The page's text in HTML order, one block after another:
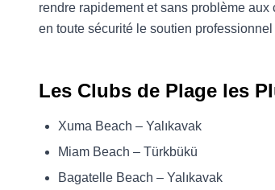
rendre rapidement et sans problème
en toute sécurité le soutien
Les Clubs de Plage les
Xuma Beach – Yalıkavak
Miam Beach – Türkbükü
Bagatelle Beach – Yalıkavak